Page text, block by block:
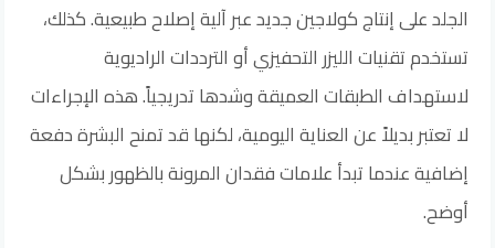
الجلد على إنتاج كولاجين جديد عبر آلية إصلاح طبيعية. كذلك،
تستخدم تقنيات الليزر التحفيزي أو الترددات الراديوية
لاستهداف الطبقات العميقة وشدها تدريجياً. هذه الإجراءات
لا تعتبر بديلاً عن العناية اليومية، لكنها قد تمنح البشرة دفعة
إضافية عندما تبدأ علامات فقدان المرونة بالظهور بشكل
أوضح.